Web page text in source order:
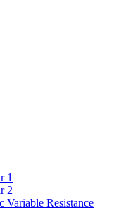
1
2
Resistance